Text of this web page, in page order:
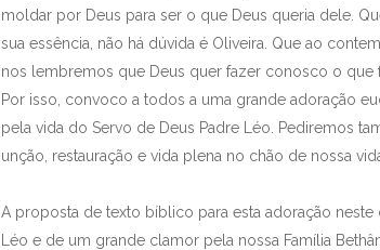
moldar por Deus para ser o que Deus queria dele.
sua essência, não há dúvida é Oliveira. Que ao
nos lembremos que Deus quer fazer conosco o que
Por isso, convoco a todos a uma grande adoração
pela vida do Servo de Deus Padre Léo. Pediremos
unção, restauração e vida plena no chão de nossa
A proposta de texto bíblico para esta adoração
Léo e de um grande clamor pela nossa Família